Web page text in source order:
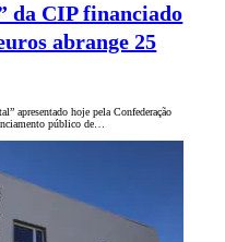
da CIP financiado
abrange 25
apresentado hoje pela Confederação
público de…